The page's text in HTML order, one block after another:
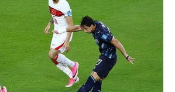
พรวม
หูกาง กว้างใหญ่ จึงเป็นคนหูดี
กว่าคนอื่น สอดรู้สอดเห็น และเป็นคน
ลือคนอื่น จนบางครั้งคนรอบข้าง
แดงที่หู